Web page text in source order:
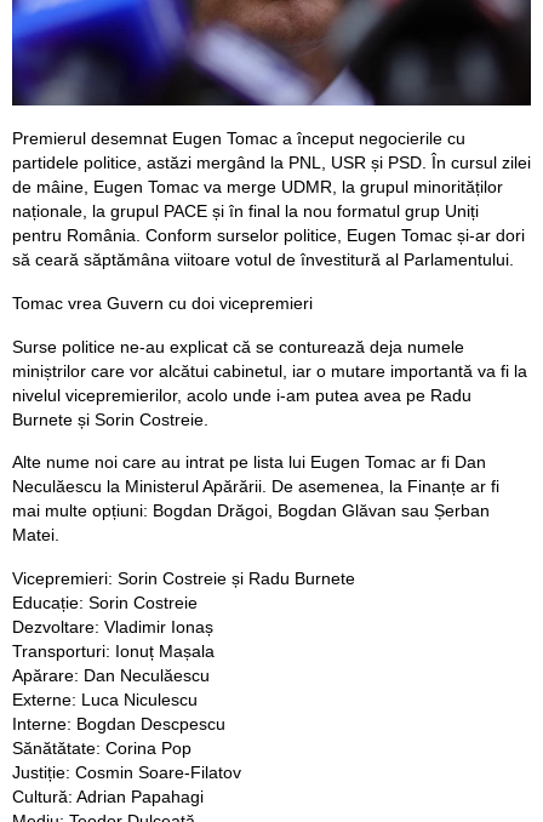
Premierul desemnat Eugen Tomac a început negocierile cu
partidele politice, astăzi mergând la PNL, USR și PSD. În cursul zilei
de mâine, Eugen Tomac va merge UDMR, la grupul minorităților
naționale, la grupul PACE și în final la nou formatul grup Uniți
pentru România. Conform surselor politice, Eugen Tomac și-ar dori
să ceară săptămâna viitoare votul de învestitură al Parlamentului.
Tomac vrea Guvern cu doi vicepremieri
Surse politice ne-au explicat că se conturează deja numele
miniștrilor care vor alcătui cabinetul, iar o mutare importantă va fi la
nivelul vicepremierilor, acolo unde i-am putea avea pe Radu
Burnete și Sorin Costreie.
Alte nume noi care au intrat pe lista lui Eugen Tomac ar fi Dan
Neculăescu la Ministerul Apărării. De asemenea, la Finanțe ar fi
mai multe opțiuni: Bogdan Drăgoi, Bogdan Glăvan sau Șerban
Matei.
Vicepremieri: Sorin Costreie și Radu Burnete
Educație: Sorin Costreie
Dezvoltare: Vladimir Ionaș
Transporturi: Ionuț Mașala
Apărare: Dan Neculăescu
Externe: Luca Niculescu
Interne: Bogdan Descpescu
Sănătătate: Corina Pop
Justiție: Cosmin Soare-Filatov
Cultură: Adrian Papahagi